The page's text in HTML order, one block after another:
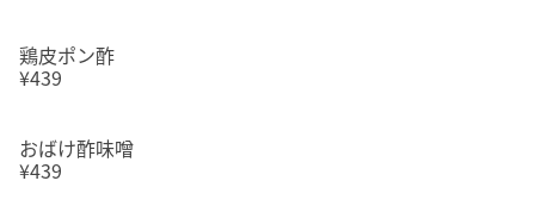
鶏皮ポン酢
¥439
おばけ酢味噌
¥439